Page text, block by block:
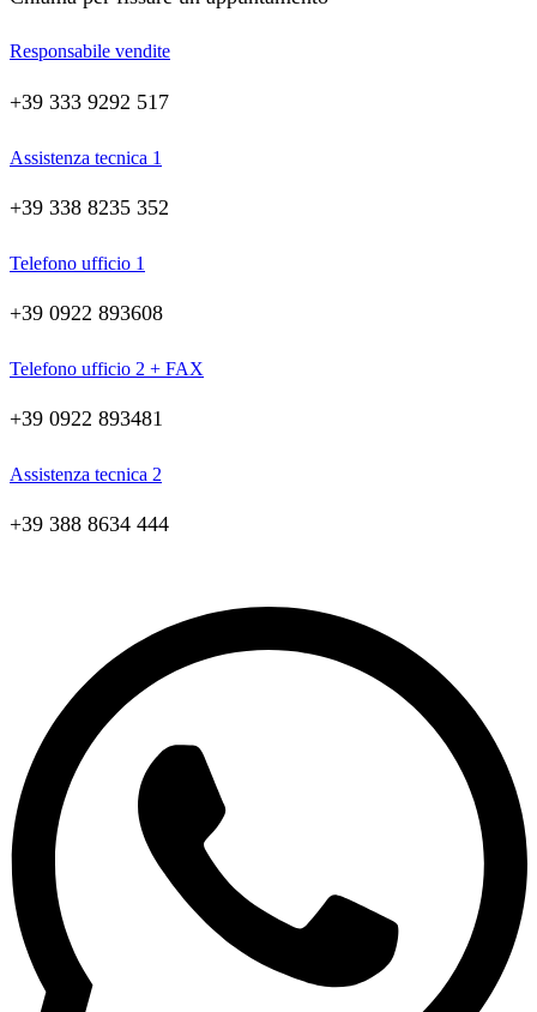
Responsabile vendite
+39 333 9292 517
Assistenza tecnica 1
+39 338 8235 352
Telefono ufficio 1
+39 0922 893608
Telefono ufficio 2 + FAX
+39 0922 893481
Assistenza tecnica 2
+39 388 8634 444